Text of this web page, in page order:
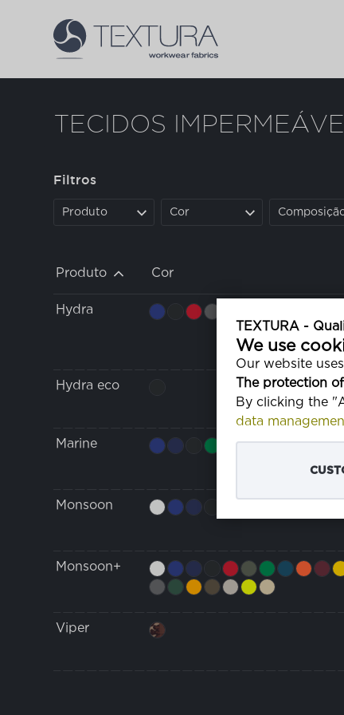
TEXTURA -
We use
Our website
The protection
By clicking the
data
TECIDOS
Filtros
Produto Cor
Produto Cor
Hydra
Hydra eco
Marine
Monsoon
Monsoon+
Viper